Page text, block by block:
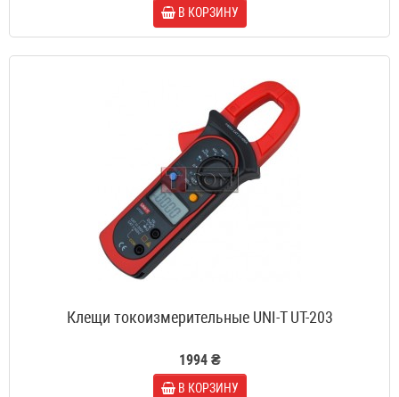
В КОРЗИНУ
Клещи токоизмерительные UNI-T UT-203
1994 ₴
В КОРЗИНУ